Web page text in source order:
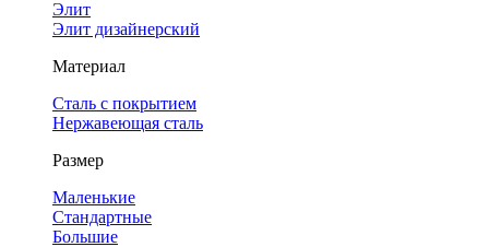
Элит
Элит дизайнерский
Материал
Сталь с покрытием
Нержавеющая сталь
Размер
Маленькие
Стандартные
Большие